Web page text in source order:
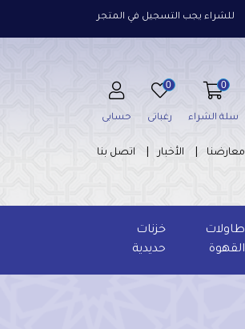
للشراء يجب التسجيل في المتجر
0
سلة الشراء
0
رغباتى حسابى
معارضنا الأخبار اتصل بنا
طاولات
القهوة
خزنات
حديدية